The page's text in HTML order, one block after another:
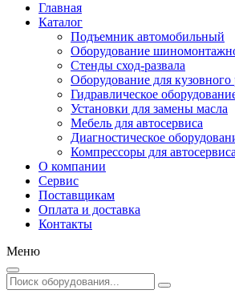
Главная
Каталог
Подъемник автомобильный
Оборудование
Стенды сход-развала
Оборудование для кузовного
Гидравлическое
Установки для замены масла
Мебель для автосервиса
Диагностическое
Компрессоры для автосервиса
О компании
Сервис
Поставщикам
Оплата и доставка
Контакты
Меню